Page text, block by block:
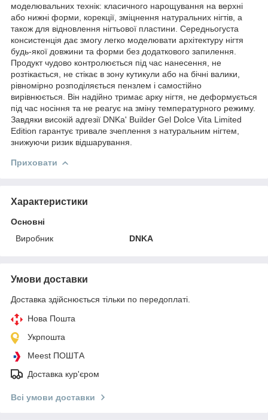
моделювальних технік: класичного нарощування на верхні
або нижні форми, корекції, зміцнення натуральних нігтів, а
також для відновлення нігтьової пластини. Середньогуста
консистенція дає змогу легко моделювати архітектуру нігтя
будь-якої довжини та форми без додаткового запилення.
Продукт чудово контролюється під час нанесення, не
розтікається, не стікає в зону кутикули або на бічні валики,
рівномірно розподіляється пензлем і самостійно
вирівнюється. Він надійно тримає арку нігтя, не деформується
під час носіння та не реагує на зміну температурного режиму.
Завдяки високій адгезії DNKa' Builder Gel Dolce Vita Limited
Edition гарантує тривале зчеплення з натуральним нігтем,
знижуючи ризик відшарування.
Приховати
Характеристики
Основні
Виробник
DNKA
Умови доставки
Доставка здійснюється тільки по передоплаті.
Нова Пошта
Укрпошта
Meest ПОШТА
Доставка кур'єром
Всі умови доставки